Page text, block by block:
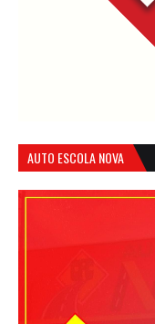
AUTO ESCOLA NOVA